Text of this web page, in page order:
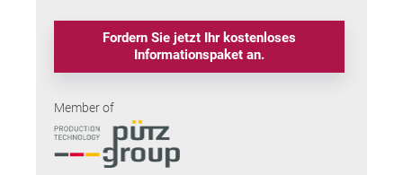
Fordern Sie jetzt Ihr kostenloses
Informationspaket an.
Member of